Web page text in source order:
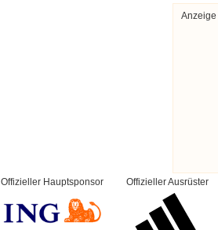
Anzeige
Offizieller Ausrüster
Offizieller Hauptsponsor